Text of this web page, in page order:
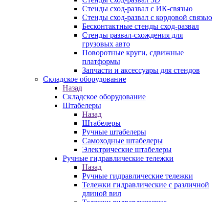
Стенды сход-развал с ИК-связью
Стенды сход-развал с кордовой связью
Бесконтактные стенды сход-развал
Стенды развал-схождения для
грузовых авто
Поворотные круги, сдвижные
платформы
Запчасти и аксессуары для стендов
Складское оборудование
Назад
Складское оборудование
Штабелеры
Назад
Штабелеры
Ручные штабелеры
Самоходные штабелеры
Электрические штабелеры
Ручные гидравлические тележки
Назад
Ручные гидравлические тележки
Тележки гидравлические с различной
длиной вил